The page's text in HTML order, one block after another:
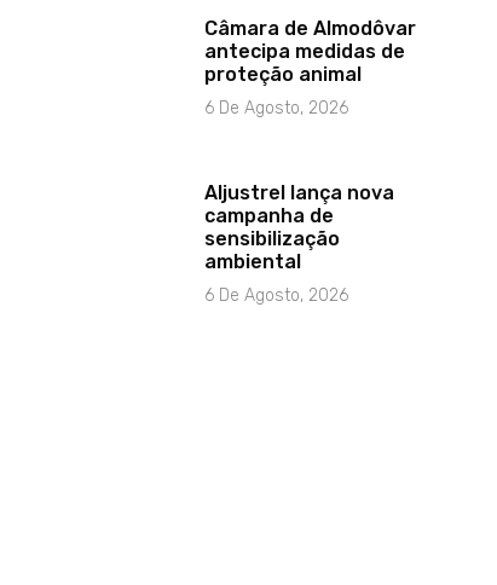
Câmara de Almodôvar
antecipa medidas de
proteção animal
6 De Agosto, 2026
Aljustrel lança nova
campanha de
sensibilização
ambiental
6 De Agosto, 2026